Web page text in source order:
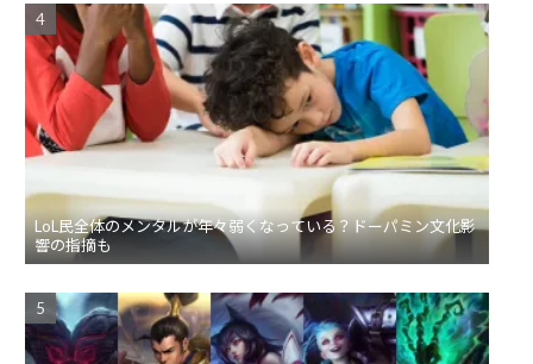
LoL民全体のメンタルが年々弱くなっている？ドーパミン文化影
響の指摘も